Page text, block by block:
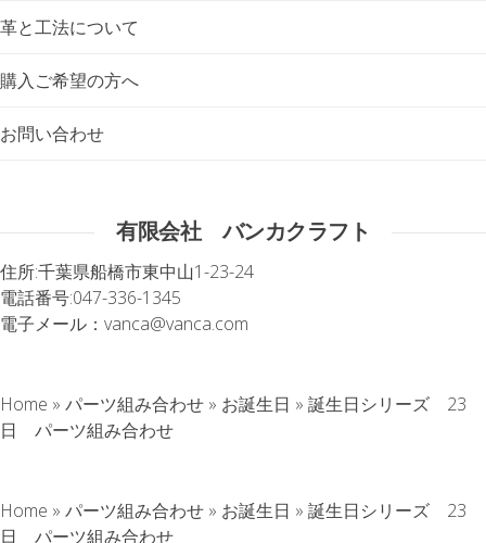
革と工法について
購入ご希望の方へ
お問い合わせ
有限会社 バンカクラフト
住所:千葉県船橋市東中山1-23-24
電話番号:047-336-1345
電子メール： vanca@vanca.com
Home » パーツ組み合わせ » お誕生日 » 誕生日シリーズ 23
日 パーツ組み合わせ
Home » パーツ組み合わせ » お誕生日 » 誕生日シリーズ 23
日 パーツ組み合わせ